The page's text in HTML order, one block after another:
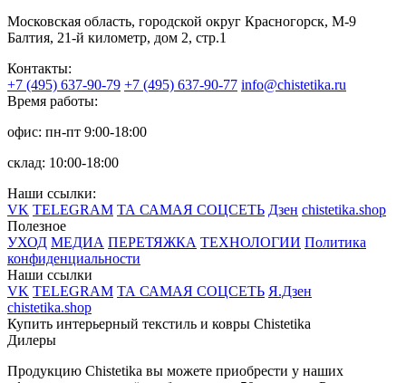
Московская область, городской округ Красногорск, М-9
Балтия, 21-й километр, дом 2, стр.1
Контакты:
+7 (495) 637-90-79 +7 (495) 637-90-77 info@chistetika.ru
Время работы:
офис: пн-пт 9:00-18:00
склад: 10:00-18:00
Наши ссылки:
VK TELEGRAM ТА САМАЯ СОЦСЕТЬ Дзен chistetika.shop
Полезное
УХОД МЕДИА ПЕРЕТЯЖКА ТЕХНОЛОГИИ Политика
конфиденциальности
Наши ссылки
VK TELEGRAM ТА САМАЯ СОЦСЕТЬ Я.Дзен
chistetika.shop
Купить интерьерный текстиль и ковры Chistetika
Дилеры
Продукцию Chistetika вы можете приобрести у наших